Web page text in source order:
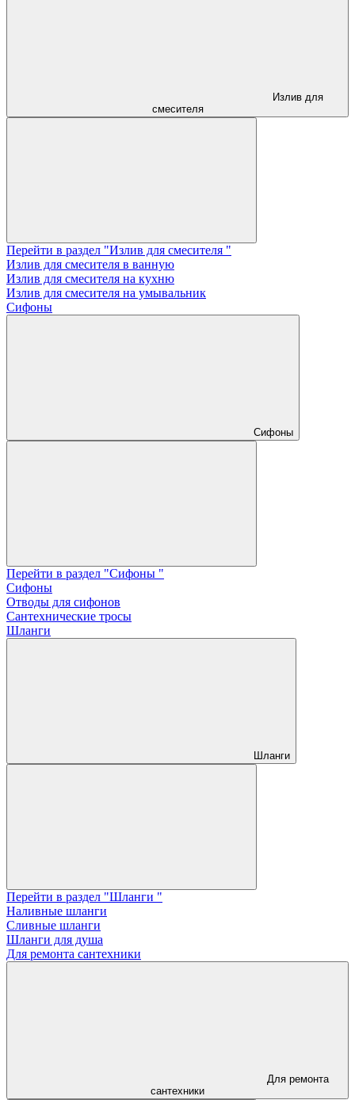
Излив для
смесителя
Перейти в раздел "Излив для смесителя "
Излив для смесителя в ванную
Излив для смесителя на кухню
Излив для смесителя на умывальник
Сифоны
Сифоны
Перейти в раздел "Сифоны "
Сифоны
Отводы для сифонов
Сантехнические тросы
Шланги
Шланги
Перейти в раздел "Шланги "
Наливные шланги
Сливные шланги
Шланги для душа
Для ремонта сантехники
Для ремонта
сантехники